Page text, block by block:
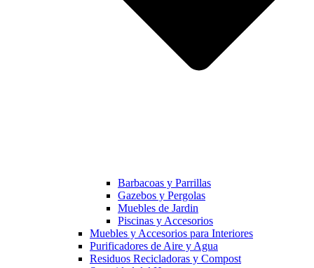
Barbacoas y Parrillas
Gazebos y Pergolas
Muebles de Jardin
Piscinas y Accesorios
Muebles y Accesorios para Interiores
Purificadores de Aire y Agua
Residuos Recicladoras y Compost